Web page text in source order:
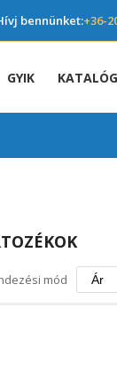
bennünket:+36-
GYIK
mód